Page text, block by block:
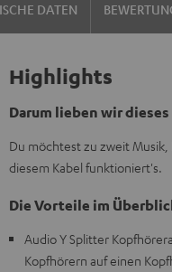
DATEN
Highlights
Darum lieben wir
Du möchtest zu zweit
diesem Kabel funktioniert's.
Die Vorteile im
Audio Y Splitter
Kopfhörern auf einen